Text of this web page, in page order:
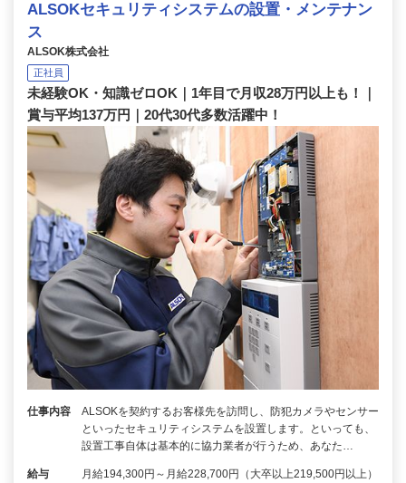
ALSOKセキュリティシステムの設置・メンテナン
ス
ALSOK株式会社
正社員
未経験OK・知識ゼロOK｜1年目で月収28万円以上も！｜
賞与平均137万円｜20代30代多数活躍中！
仕事内容
ALSOKを契約するお客様先を訪問し、防犯カメラやセンサー
といったセキュリティシステムを設置します。といっても、
設置工事自体は基本的に協力業者が行うため、あなた…
給与
月給194,300円～月給228,700円（大卒以上219,500円以上）